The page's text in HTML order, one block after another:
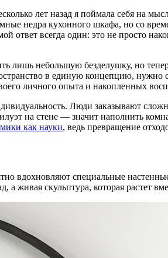
лет назад я поймала себя на
недра кухонного шкафа, но со
всегда один: это не просто
лишь небольшую безделушку, но
в единую концепцию, нужно
личного опыта и накопленных
Люди заказывают
на стене — значит наполнить
как науки, ведь превращение
вдохновляют специальные
живая скульптура, которая растет